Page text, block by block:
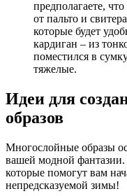
предполагаете,
от пальто и
которые будет
кардиган – из
поместился в
тяжелые.
Идеи для
образов
Многослойные образы
вашей модной фантазии.
которые помогут вам
непредсказуемой зимы!